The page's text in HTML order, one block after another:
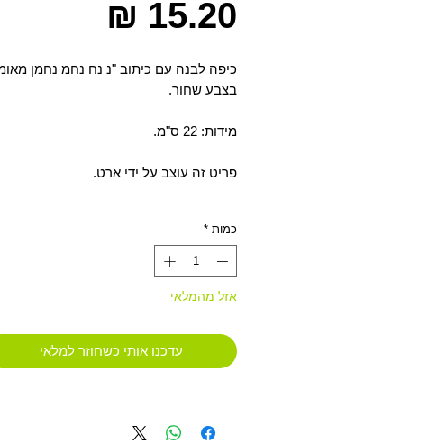
מבצע
כיפה לבנה עם כיתוב "נ נח נחמ נחמן
בצבע שחור.
מידות: 22 ס"מ.
פריט זה עוצב על ידי ארט.
כמות *
אזל מהמלאי
עדכנו אותי כשחוזר למלאי